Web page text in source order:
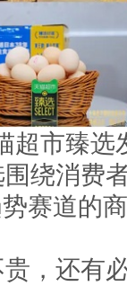
超市臻选
绕消费
赛道的
，还有